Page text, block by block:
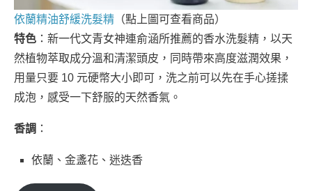
依蘭精油舒緩洗髮精 （點上圖可查看商品）
特色 ：新一代文青女神連俞涵所推薦的香水洗髮精，以天
然植物萃取成分溫和清潔頭皮，同時帶來高度滋潤效果，
用量只要 10 元硬幣大小即可，洗之前可以先在手心搓揉
成泡，感受一下舒服的天然香氣。
香調 ：
依蘭、金盞花、迷迭香